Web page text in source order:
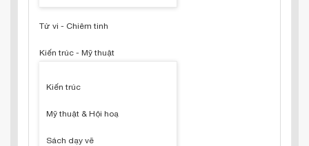
Tử vi - Chiêm tinh
Kiến trúc - Mỹ thuật
Kiến trúc
Mỹ thuật & Hội hoạ
Sách dạy vẽ